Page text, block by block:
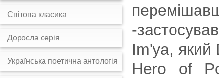
-
Im'ya, який
Hero of
Світова класика
Доросла серія
Українська поетична антологія